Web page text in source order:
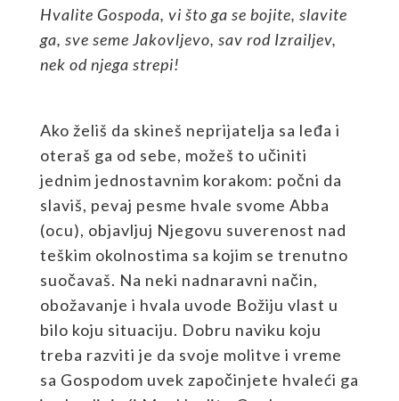
Hvalite Gospoda, vi što ga se bojite, slavite
ga, sve seme Jakovljevo, sav rod Izrailjev,
nek od njega strepi!
Ako želiš da skineš neprijatelja sa leđa i
oteraš ga od sebe, možeš to učiniti
jednim jednostavnim korakom: počni da
slaviš, pevaj pesme hvale svome Abba
(ocu), objavljuj Njegovu suverenost nad
teškim okolnostima sa kojim se trenutno
suočavaš. Na neki nadnaravni način,
obožavanje i hvala uvode Božiju vlast u
bilo koju situaciju. Dobru naviku koju
treba razviti je da svoje molitve i vreme
sa Gospodom uvek započinjete hvaleći ga